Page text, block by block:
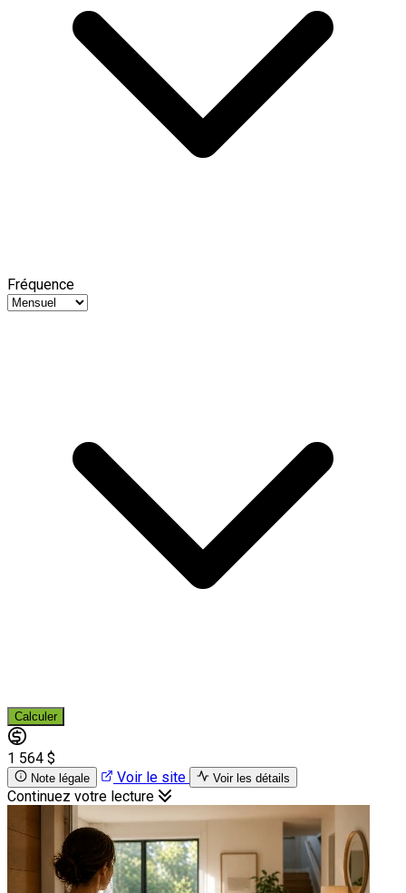
Fréquence
Calculer
1 564 $
Note légale Voir le site Voir les détails
Continuez votre lecture